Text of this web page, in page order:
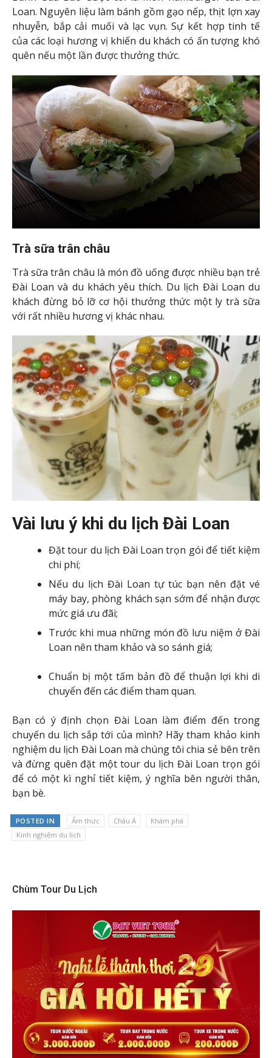
Vài lưu ý khi du lịch Đài Loan
Đặt tour du lịch Đài Loan trọn gói để tiết kiệm
chi phí;
máy bay, phòng khách sạn sớm để nhận được
mức giá ưu đãi;
Trước khi mua những món đồ lưu niệm ở Đài
Loan nên tham khảo và so sánh giá;
Chuẩn bị một tấm bản đồ để thuận lợi khi di
chuyển đến các điểm tham quan.
Bạn có ý định chọn Đài Loan làm điểm đến trong
chuyến du lịch sắp tới của mình? Hãy tham khảo kinh
nghiệm du lịch Đài Loan mà chúng tôi chia sẻ bên trên
và đừng quên đặt một tour du lịch Đài Loan trọn gói
để có một kì nghỉ tiết kiệm, ý nghĩa bên người thân,
bạn bè.
POSTED IN Ẩm thực Châu Á
Khám phá
Chùm Tour Du Lịch
Tour du lịch hàng tuần